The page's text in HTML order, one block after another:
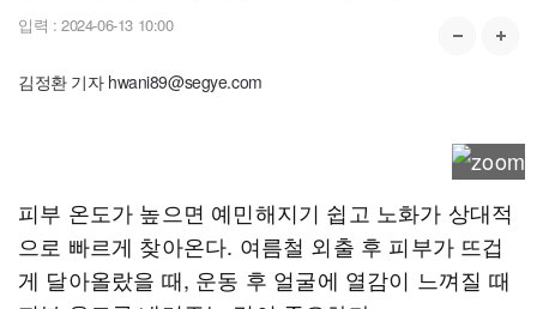
입력 : 2024-06-13 10:00
김정환 기자 hwani89@segye.com
피부 온도가 높으면 예민해지기 쉽고 노화가 상대적
으로 빠르게 찾아온다. 여름철 외출 후 피부가 뜨겁
게 달아올랐을 때, 운동 후 얼굴에 열감이 느껴질 때